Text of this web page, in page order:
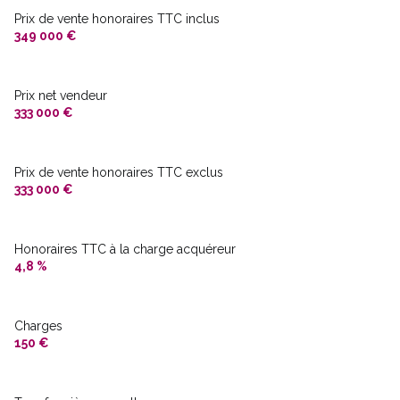
Chauffage individuel : convecteur (electrique)
3 parking(s)
2 niveau(x)
vue Jardin et dégagée
Prix de vente honoraires TTC inclus
349 000 €
Prix net vendeur
333 000 €
Prix de vente honoraires TTC exclus
333 000 €
Honoraires TTC à la charge acquéreur
4,8 %
Charges
150 €